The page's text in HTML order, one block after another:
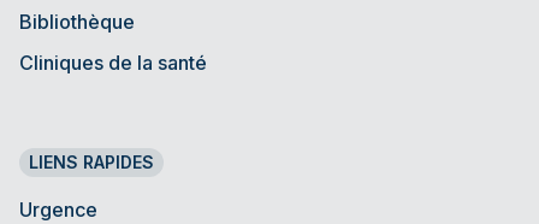
Bibliothèque
Cliniques de la santé
LIENS RAPIDES
Urgence